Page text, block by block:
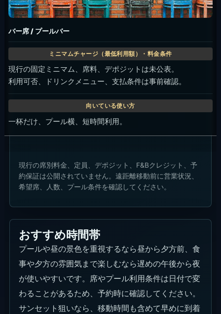
バー席 / プールバー
現行の固定ミニマム、席料、デポジットは未公表。
利用可否、ドリンクメニュー、支払条件は事前確認。
一杯だけ、プール横、短時間利用。
現行の席別料金、定員、デポジット、F&Bクレジット、予
約保証は公開されていません。遠距離移動前に営業状況、
希望席、人数、プール条件を確認してください。
おすすめ時間帯
プールや昼の景色を重視するなら昼から夕方前、食
事や夕方の雰囲気まで楽しむなら遅めの午後から夜
が使いやすいです。席やプール利用条件は日付で変
わることがあるため、予約時に確認してください。
サンセット狙いなら、移動時間も含めて早めに到着